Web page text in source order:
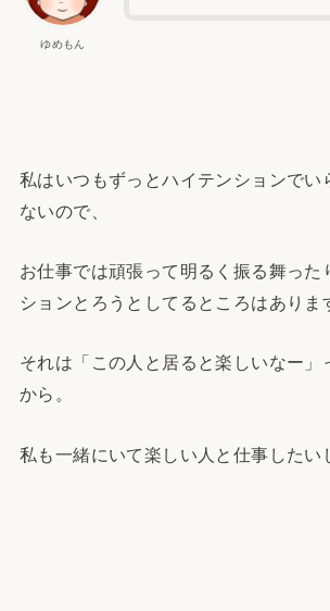
ゆめもん
私はいつもずっとハイテンションでい
ないので、
お仕事では頑張って明るく振る舞った
ションとろうとしてるところはありま
それは「この人と居ると楽しいなー」
から。
私も一緒にいて楽しい人と仕事したい